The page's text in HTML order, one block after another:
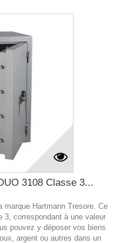
3108 Classe 3...
marque Hartmann Tresore. Ce
3, correspondant à une valeur
pouvez y déposer vos biens
argent ou autres dans un